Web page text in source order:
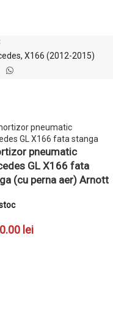
, X166 (2012-2015)
pneumatic
GL X166 fata
(cu perna aer) Arnott
lei